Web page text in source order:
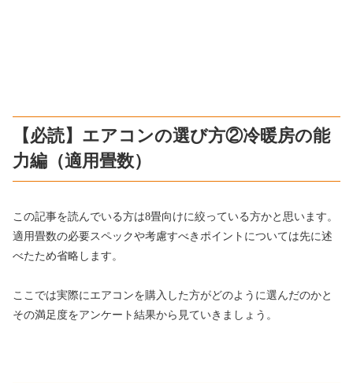
【必読】エアコンの選び方②冷暖房の能
力編（適用畳数）
この記事を読んでいる方は8畳向けに絞っている方かと思います。
適用畳数の必要スペックや考慮すべきポイントについては先に述
べたため省略します。
ここでは実際にエアコンを購入した方がどのように選んだのかと
その満足度をアンケート結果から見ていきましょう。